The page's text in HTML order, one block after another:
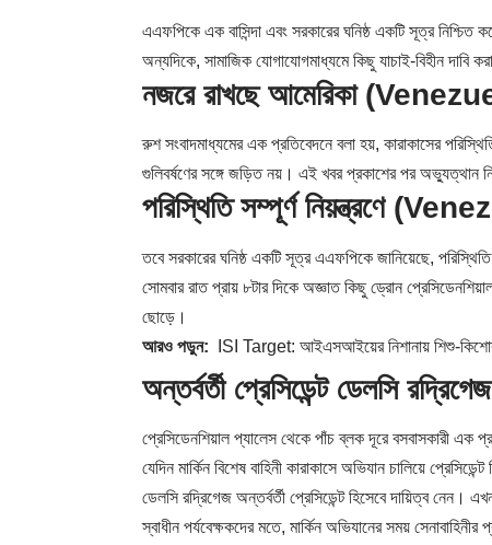
এএফপিকে এক বাসিন্দা এবং সরকারের ঘনিষ্ঠ একটি সূত্র নিশ্চিত
অন্যদিকে, সামাজিক যোগাযোগমাধ্যমে কিছু যাচাই-বিহীন দাবি
নজরে রাখছে আমেরিকা
রুশ সংবাদমাধ্যমের এক প্রতিবেদনে বলা হয়, কারাকাসের
গুলিবর্ষণের সঙ্গে জড়িত নয়। এই খবর প্রকাশের পর অভ্যুত্থান
পরিস্থিতি সম্পূর্ণ নিয়ন্ত্রণে
তবে সরকারের ঘনিষ্ঠ একটি সূত্র এএফপিকে জানিয়েছে,
সোমবার রাত প্রায় ৮টার দিকে অজ্ঞাত কিছু ড্রোন
ছোড়ে।
আরও পড়ুন:
ISI Target: আইএসআইয়ের নিশানায় শিশু-
অন্তর্বর্তী প্রেসিডেন্ট ডেলসি
প্রেসিডেনশিয়াল প্যালেস থেকে পাঁচ ব্লক দূরে বসবাসকারী এক
যেদিন মার্কিন বিশেষ বাহিনী কারাকাসে অভিযান চালিয়ে
ডেলসি রদ্রিগেজ অন্তর্বর্তী প্রেসিডেন্ট হিসেবে দায়িত্ব নেন।
স্বাধীন পর্যবেক্ষকদের মতে, মার্কিন অভিযানের সময়